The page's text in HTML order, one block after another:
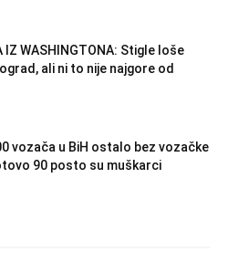
IZ WASHINGTONA: Stigle loše
ali ni to nije najgore od
vozača u BiH ostalo bez vozačke
90 posto su muškarci